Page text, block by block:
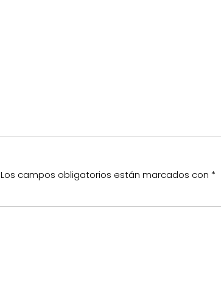
Los campos obligatorios están marcados con *